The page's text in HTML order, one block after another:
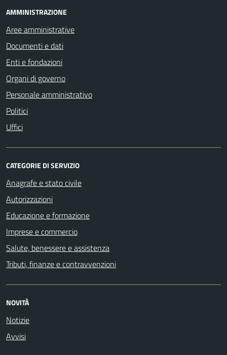
AMMINISTRAZIONE
Aree amministrative
Documenti e dati
Enti e fondazioni
Organi di governo
Personale amministrativo
Politici
Uffici
CATEGORIE DI SERVIZIO
Anagrafe e stato civile
Autorizzazioni
Educazione e formazione
Imprese e commercio
Salute, benessere e assistenza
Tributi, finanze e contravvenzioni
NOVITÀ
Notizie
Avvisi